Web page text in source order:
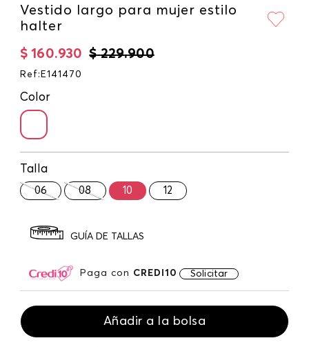
Vestido largo para mujer estilo
halter
$ 229.900
$ 160.930
Ref : E141470
Color
Talla
06 08 10 12
GUÍA DE TALLAS
Paga con CREDI10 Solicitar
Añadir a la bolsa